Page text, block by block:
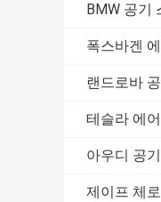
BMW 공기
폭스바겐
랜드로바
테슬라 에
아우디 공
제이프 체